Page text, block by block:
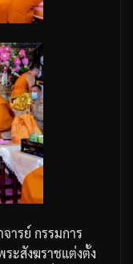
ารย์ กรรมการ
ะสังฆราชแต่งตั้ง